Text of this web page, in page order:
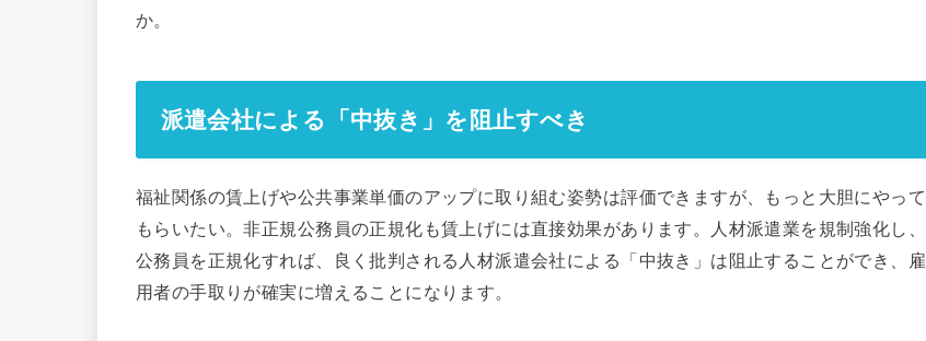
か。
派遣会社による「中抜き」を阻止すべき
福祉関係の賃上げや公共事業単価のアップに取り組む姿勢は評価できますが、もっと大胆にやって
もらいたい。非正規公務員の正規化も賃上げには直接効果があります。人材派遣業を規制強化し、
公務員を正規化すれば、良く批判される人材派遣会社による「中抜き」は阻止することができ、雇
用者の手取りが確実に増えることになります。